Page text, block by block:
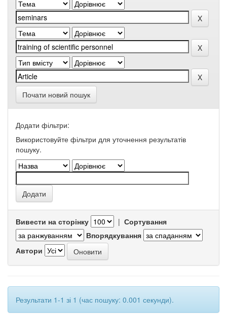
Почати новий пошук
Додати фільтри:
Використовуйте фільтри для уточнення результатів
пошуку.
Вивести на сторінку | Сортування
Впорядкування
Автори
Результати 1-1 зі 1 (час пошуку: 0.001 секунди).